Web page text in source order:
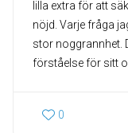
lilla extra för att
nöjd. Varje fråga
stor noggrannhet.
förståelse för sitt
0